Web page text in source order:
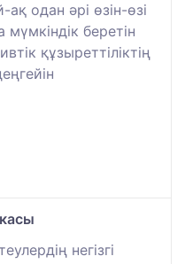
одан әрі өзін-өзі
беретін
құзыреттіліктің
негізгі